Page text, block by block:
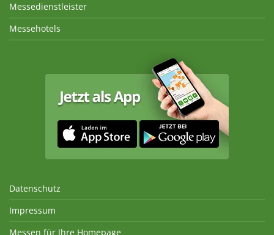
Messedienstleister
Messehotels
Datenschutz
Impressum
Messen für Ihre Homepage